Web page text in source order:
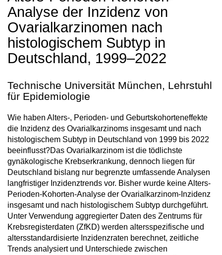
Analyse der Inzidenz von
Ovarialkarzinomen nach
histologischem Subtyp in
Deutschland, 1999–2022
Technische Universität München, Lehrstuhl
für Epidemiologie
Wie haben Alters-, Perioden- und Geburtskohorteneffekte
die Inzidenz des Ovarialkarzinoms insgesamt und nach
histologischem Subtyp in Deutschland von 1999 bis 2022
beeinflusst?Das Ovarialkarzinom ist die tödlichste
gynäkologische Krebserkrankung, dennoch liegen für
Deutschland bislang nur begrenzte umfassende Analysen
langfristiger Inzidenztrends vor. Bisher wurde keine Alters-
Perioden-Kohorten-Analyse der Ovarialkarzinom-Inzidenz
insgesamt und nach histologischem Subtyp durchgeführt.
Unter Verwendung aggregierter Daten des Zentrums für
Krebsregisterdaten (ZfKD) werden altersspezifische und
altersstandardisierte Inzidenzraten berechnet, zeitliche
Trends analysiert und Unterschiede zwischen